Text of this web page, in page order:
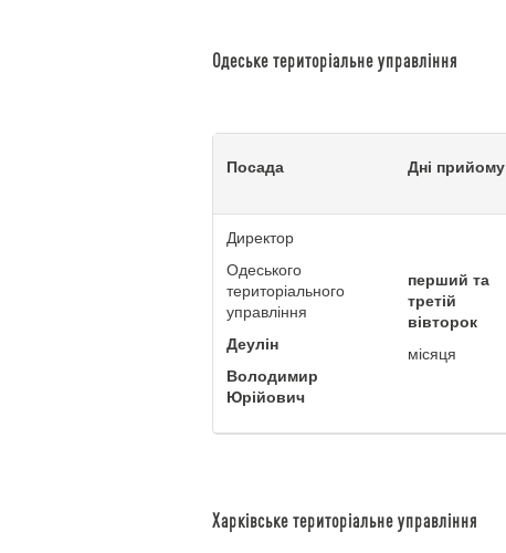
Одеське територіальне управління
Посада Дні прийому
Директор
Одеського
територіального
управління
Деулін
Володимир
Юрійович
перший та
третій
вівторок
місяця
Харківське територіальне управління